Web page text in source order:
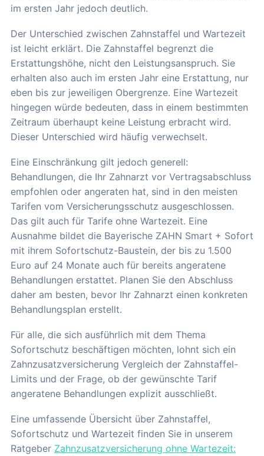
im ersten Jahr jedoch deutlich.
Der Unterschied zwischen Zahnstaffel und Wartezeit
ist leicht erklärt. Die Zahnstaffel begrenzt die
Erstattungshöhe, nicht den Leistungsanspruch. Sie
erhalten also auch im ersten Jahr eine Erstattung, nur
eben bis zur jeweiligen Obergrenze. Eine Wartezeit
hingegen würde bedeuten, dass in einem bestimmten
Zeitraum überhaupt keine Leistung erbracht wird.
Dieser Unterschied wird häufig verwechselt.
Eine Einschränkung gilt jedoch generell:
Behandlungen, die Ihr Zahnarzt vor Vertragsabschluss
empfohlen oder angeraten hat, sind in den meisten
Tarifen vom Versicherungsschutz ausgeschlossen.
Das gilt auch für Tarife ohne Wartezeit. Eine
Ausnahme bildet die Bayerische ZAHN Smart + Sofort
mit ihrem Sofortschutz-Baustein, der bis zu 1.500
Euro auf 24 Monate auch für bereits angeratene
Behandlungen erstattet. Planen Sie den Abschluss
daher am besten, bevor Ihr Zahnarzt einen konkreten
Behandlungsplan erstellt.
Für alle, die sich ausführlich mit dem Thema
Sofortschutz beschäftigen möchten, lohnt sich ein
Zahnzusatzversicherung Vergleich der Zahnstaffel-
Limits und der Frage, ob der gewünschte Tarif
angeratene Behandlungen explizit ausschließt.
Eine umfassende Übersicht über Zahnstaffel,
Sofortschutz und Wartezeit finden Sie in unserem
Ratgeber Zahnzusatzversicherung ohne Wartezeit: